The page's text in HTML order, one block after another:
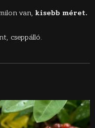
van, kisebb méret.
cseppálló.